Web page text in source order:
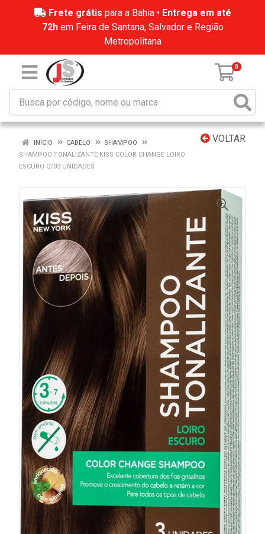
Frete grátis para a Bahia • Entrega em até
72hem Feira de Santana, Salvador e Região
Metropolitana
0
VOLTAR
INÍCIO CABELO
SHAMPOO
SHAMPOO TONALIZANTE KISS COLOR CHANGE LOIRO
ESCURO C/03 UNIDADES